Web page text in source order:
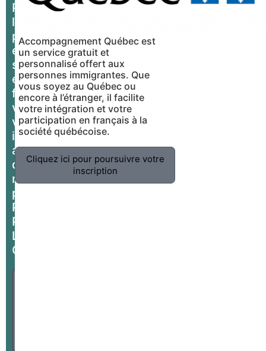
Pour
les
programmes
et
services
en
français,
veuillez-
vous
inscrire
auprès
de
notre
partenaire
Planifier
Pour
Le
Canada.
Accompagnement Québec est
un service gratuit et
personnalisé offert aux
personnes immigrantes. Que
vous soyez au Québec ou
encore à l’étranger, il facilite
votre intégration et votre
participation en français à la
société québécoise.
Cliquez ici pour poursuivre votre
inscription